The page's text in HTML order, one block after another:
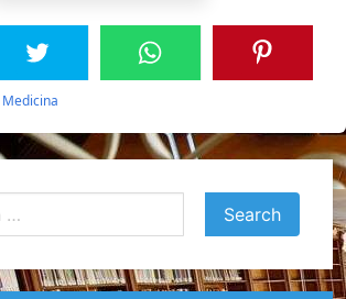
Medicina